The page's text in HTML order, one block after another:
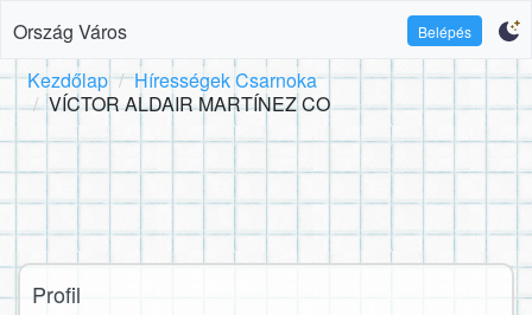
Ország Város Belépés
Kezdőlap
Hírességek Csarnoka
VÍCTOR ALDAIR MARTÍNEZ CO
Profil